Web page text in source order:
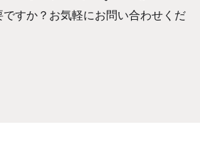
すか？お気軽にお問い合わせくだ